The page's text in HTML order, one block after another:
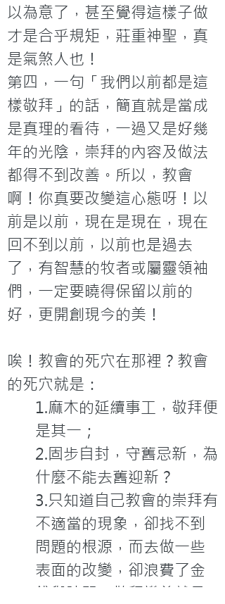
以為意了，甚至覺得這樣子做
才是合乎規矩，莊重神聖，真
是氣煞人也！
第四，一句「我們以前都是這
樣敬拜」的話，簡直就是當成
是真理的看待，一過又是好幾
年的光陰，崇拜的內容及做法
都得不到改善。所以，教會
啊！你真要改變這心態呀！以
前是以前，現在是現在，現在
回不到以前，以前也是過去
了，有智慧的牧者或屬靈領袖
們，一定要曉得保留以前的
好，更開創現今的美！
唉！教會的死穴在那裡？教會
的死穴就是：
1.麻木的延續事工，敬拜便
是其一；
2.固步自封，守舊忌新，為
什麼不能去舊迎新？
3.只知道自己教會的崇拜有
不適當的現象，卻找不到
問題的根源，而去做一些
表面的改變，卻浪費了金
錢與時間，敬拜讚美就是